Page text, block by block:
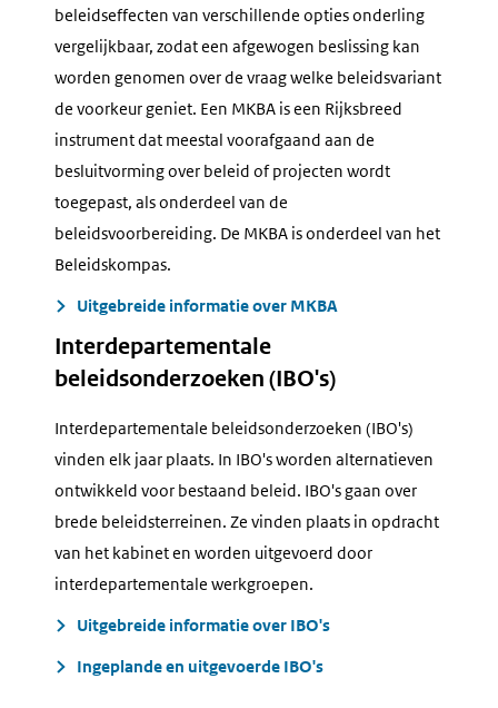
beleidseffecten van verschillende opties onderling
vergelijkbaar, zodat een afgewogen beslissing kan
worden genomen over de vraag welke beleidsvariant
de voorkeur geniet. Een MKBA is een Rijksbreed
instrument dat meestal voorafgaand aan de
besluitvorming over beleid of projecten wordt
toegepast, als onderdeel van de
beleidsvoorbereiding. De MKBA is onderdeel van het
Beleidskompas.
Uitgebreide informatie over MKBA
Interdepartementale
beleidsonderzoeken (IBO's)
Interdepartementale beleidsonderzoeken (IBO's)
vinden elk jaar plaats. In IBO's worden alternatieven
ontwikkeld voor bestaand beleid. IBO's gaan over
brede beleidsterreinen. Ze vinden plaats in opdracht
van het kabinet en worden uitgevoerd door
interdepartementale werkgroepen.
Uitgebreide informatie over IBO's
Ingeplande en uitgevoerde IBO's